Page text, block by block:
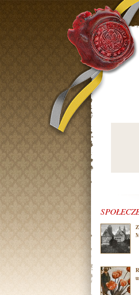
Z posiedzenia Rady
Rajstopy, kwiatek i